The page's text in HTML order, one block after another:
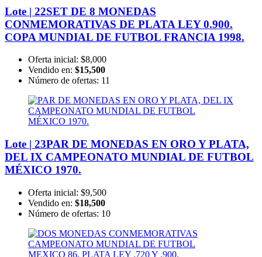
Lote | 22SET DE 8 MONEDAS
CONMEMORATIVAS DE PLATA LEY 0.900.
COPA MUNDIAL DE FUTBOL FRANCIA 1998.
Oferta inicial: $8,000
Vendido en: $15,500
Número de ofertas: 11
Lote | 23PAR DE MONEDAS EN ORO Y PLATA,
DEL IX CAMPEONATO MUNDIAL DE FUTBOL
MÉXICO 1970.
Oferta inicial: $9,500
Vendido en: $18,500
Número de ofertas: 10